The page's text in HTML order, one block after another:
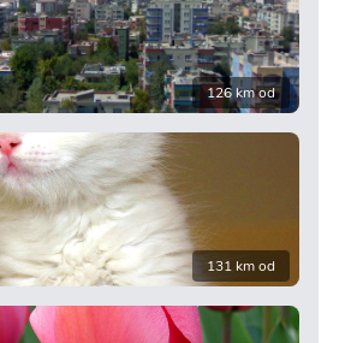
126 km od
131 km od